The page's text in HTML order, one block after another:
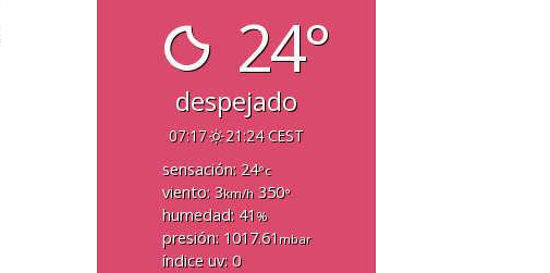
24°
despejado
07:17
21:24 CEST
sensación: 24°c
viento: 3km/h350°
humedad: 41 %
presión: 1017.61 mbar
índice uv: 0